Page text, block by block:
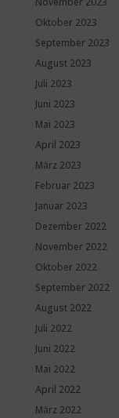
Oktober 2023
September 2023
August 2023
Juli 2023
Juni 2023
Mai 2023
April 2023
März 2023
Februar 2023
Januar 2023
Dezember 2022
November 2022
Oktober 2022
September 2022
August 2022
Juli 2022
Juni 2022
Mai 2022
April 2022
März 2022